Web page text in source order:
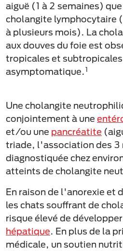
aiguë (1 à 2 semaines)
cholangite lymphocytaire
à plusieurs mois). La
aux douves du foie est
tropicales et
asymptomatique.1
Une cholangite
conjointement à une
et/ou une pancréatite
triade, l'association des 3
diagnostiquée chez
atteints de cholangite
En raison de l'anorexie et
les chats souffrant de
risque élevé de
hépatique. En plus de la
médicale, un soutien